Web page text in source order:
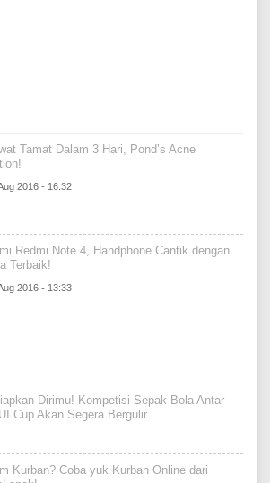
Tamat Dalam 3 Hari, Pond’s Acne
2016 - 16:32
Redmi Note 4, Handphone Cantik dengan
Terbaik!
2016 - 13:33
Dirimu! Kompetisi Sepak Bola Antar
Cup Akan Segera Bergulir
Kurban? Coba yuk Kurban Online dari